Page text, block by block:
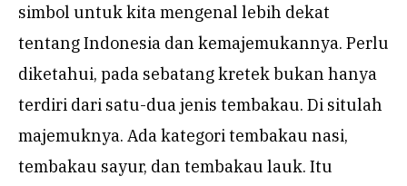
simbol untuk kita mengenal lebih dekat
tentang Indonesia dan kemajemukannya. Perlu
diketahui, pada sebatang kretek bukan hanya
terdiri dari satu-dua jenis tembakau. Di situlah
majemuknya. Ada kategori tembakau nasi,
tembakau sayur, dan tembakau lauk. Itu